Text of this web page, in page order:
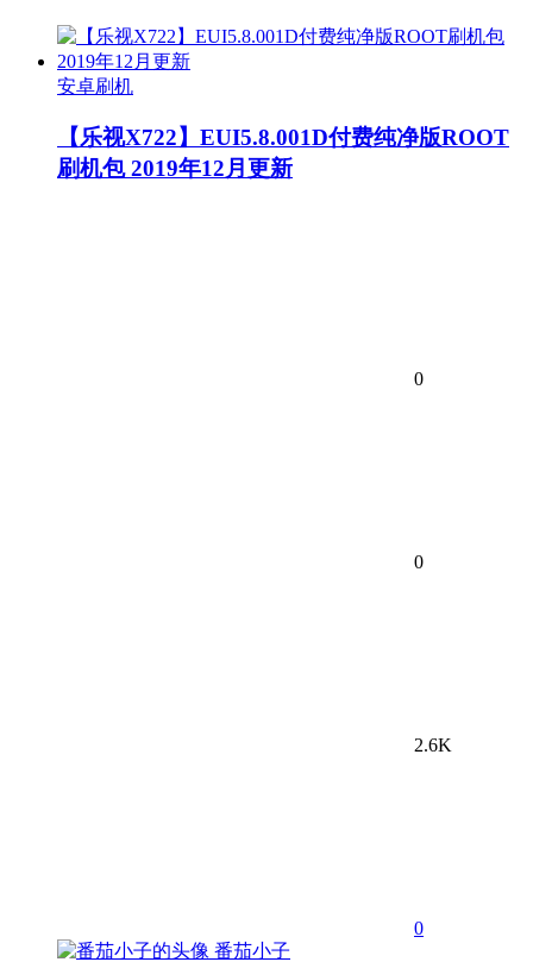
安卓刷机
【乐视X722】EUI5.8.001D付费纯净版ROOT
刷机包 2019年12月更新
0
0
2.6K
0
番茄小子